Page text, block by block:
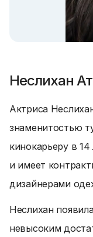
Неслихан
Актриса
знаменитостью
кинокарьеру в
и имеет
дизайнерами
Неслихан
невысоким